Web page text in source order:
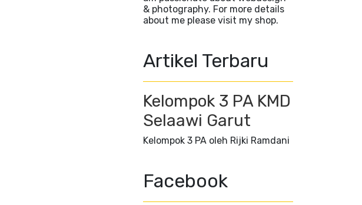
& photography. For more details
about me please visit my shop.
Artikel Terbaru
Kelompok 3 PA KMD
Selaawi Garut
Kelompok 3 PA oleh Rijki Ramdani
Facebook